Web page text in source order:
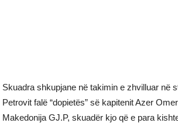
Skuadra shkupjane në takimin e zhvilluar në
Petrovit falë “dopietës” së kapitenit Azer
Makedonija GJ.P, skuadër kjo që e para